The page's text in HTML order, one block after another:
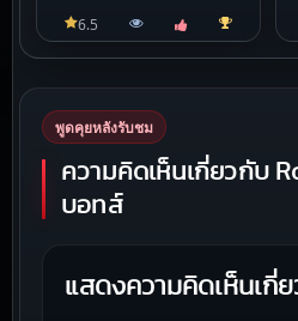
6.5
พูดคุยหลังรับชม
ความคิดเห็นเกี่ยวกับ
บอทส์
แสดงความคิดเห็นเกี่